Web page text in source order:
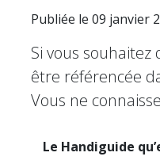
Publiée le 09 janvier
Si vous
être référencée
Vous ne
Le Handiguide